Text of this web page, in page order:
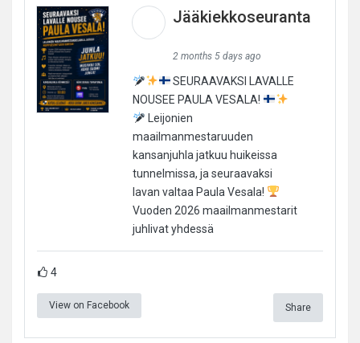
Jääkiekkoseuranta
2 months 5 days ago
SEURAAVAKSI LAVALLE
NOUSEE PAULA VESALA!
Leijonien
maailmanmestaruuden
kansanjuhla jatkuu huikeissa
tunnelmissa, ja seuraavaksi
lavan valtaa Paula Vesala!
Vuoden 2026 maailmanmestarit
juhlivat yhdessä
4
View on Facebook Share